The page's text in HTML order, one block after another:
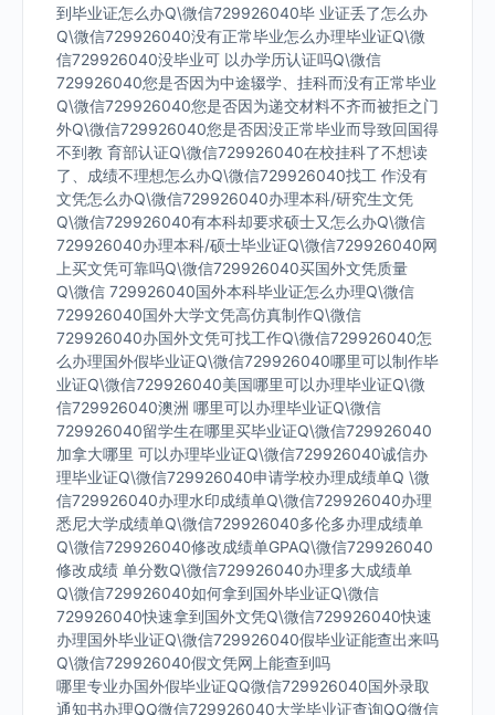
到毕业证怎么办Q\微信729926040毕 业证丢了怎么办
Q\微信729926040没有正常毕业怎么办理毕业证Q\微
信729926040没毕业可 以办学历认证吗Q\微信
729926040您是否因为中途辍学、挂科而没有正常毕业
Q\微信729926040您是否因为递交材料不齐而被拒之门
外Q\微信729926040您是否因没正常毕业而导致回国得
不到教 育部认证Q\微信729926040在校挂科了不想读
了、成绩不理想怎么办Q\微信729926040找工 作没有
文凭怎么办Q\微信729926040办理本科/研究生文凭
Q\微信729926040有本科却要求硕士又怎么办Q\微信
729926040办理本科/硕士毕业证Q\微信729926040网
上买文凭可靠吗Q\微信729926040买国外文凭质量
Q\微信 729926040国外本科毕业证怎么办理Q\微信
729926040国外大学文凭高仿真制作Q\微信
729926040办国外文凭可找工作Q\微信729926040怎
么办理国外假毕业证Q\微信729926040哪里可以制作毕
业证Q\微信729926040美国哪里可以办理毕业证Q\微
信729926040澳洲 哪里可以办理毕业证Q\微信
729926040留学生在哪里买毕业证Q\微信729926040
加拿大哪里 可以办理毕业证Q\微信729926040诚信办
理毕业证Q\微信729926040申请学校办理成绩单Q \微
信729926040办理水印成绩单Q\微信729926040办理
悉尼大学成绩单Q\微信729926040多伦多办理成绩单
Q\微信729926040修改成绩单GPAQ\微信729926040
修改成绩 单分数Q\微信729926040办理多大成绩单
Q\微信729926040如何拿到国外毕业证Q\微信
729926040快速拿到国外文凭Q\微信729926040快速
办理国外毕业证Q\微信729926040假毕业证能查出来吗
Q\微信729926040假文凭网上能查到吗
哪里专业办国外假毕业证QQ微信729926040国外录取
通知书办理QQ微信729926040大学毕业证查询QQ微信